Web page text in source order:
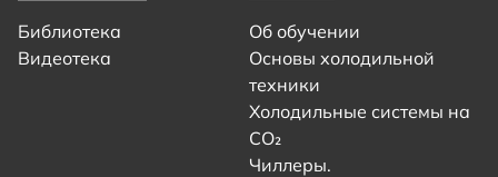
Библиотека
Видеотека
Об обучении
Основы холодильной
техники
Холодильные системы на
CO₂
Чиллеры.